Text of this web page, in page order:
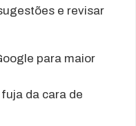
e revisar
para maior
da cara de